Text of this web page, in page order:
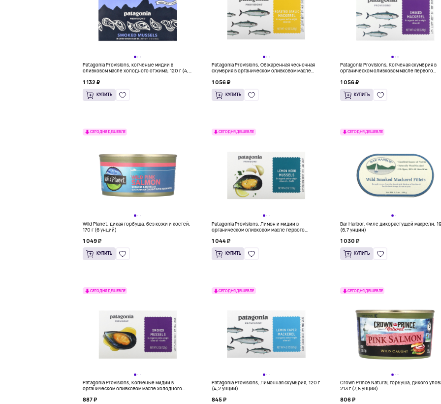
Patagonia Provisions, копченые мидии в
оливковом масле холодного отжима, 120 г (4,2
1 132 ₽
КУПИТЬ
Patagonia Provisions, Обжаренная чесночная
скумбрия в органическом оливковом масле
1 056 ₽
КУПИТЬ
Patagonia Provisions, Копченая скумбрия в
органическом оливковом масле первого
1 056 ₽
КУПИТЬ
СЕГОДНЯ ДЕШЕВЛЕ
Wild Planet, дикая горбуша, без кожи и костей,
170 г (6 унций)
1 049 ₽
КУПИТЬ
СЕГОДНЯ ДЕШЕВЛЕ
Patagonia Provisions, Лимон и мидии в
органическом оливковом масле первого
1 044 ₽
КУПИТЬ
СЕГОДНЯ ДЕШЕВЛЕ
Bar Harbor, Филе дикорастущей макрели,
(6,7 унции)
1 030 ₽
КУПИТЬ
СЕГОДНЯ ДЕШЕВЛЕ
Patagonia Provisions, Копченые мидии в
органическом оливковом масле холодного
887 ₽
СЕГОДНЯ ДЕШЕВЛЕ
Patagonia Provisions, Лимонная скумбрия, 120 г
(4,2 унции)
845 ₽
СЕГОДНЯ ДЕШЕВЛЕ
Crown Prince Natural, горбуша, дикого
213 г (7,5 унции)
806 ₽